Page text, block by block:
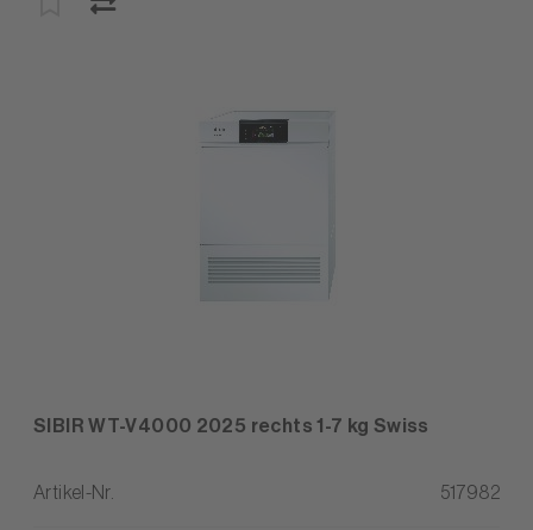
SIBIR WT-V4000 2025 rechts 1-7 kg Swiss
Artikel-Nr. 517982